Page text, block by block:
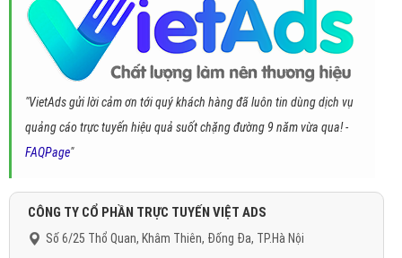
"VietAds gửi lời cảm ơn tới quý khách hàng đã luôn tin dùng dịch vụ
quảng cáo trực tuyến hiệu quả suốt chặng đường 9 năm vừa qua! -
FAQPage"
CÔNG TY CỔ PHẦN TRỰC TUYẾN VIỆT ADS
Số 6/25 Thổ Quan, Khâm Thiên, Đống Đa, TP.Hà Nội